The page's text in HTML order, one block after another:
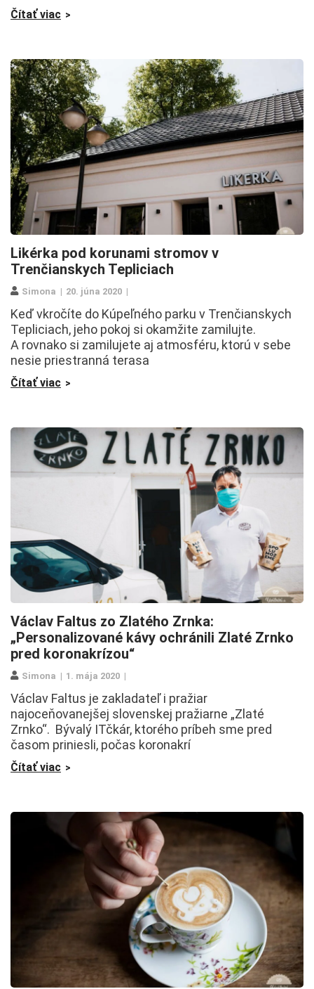
Čítať viac
Likérka pod korunami stromov v
Trenčianskych Tepliciach
Simona 20. júna 2020
Keď vkročíte do Kúpeľného parku v Trenčianskych
Tepliciach, jeho pokoj si okamžite zamilujte.
A rovnako si zamilujete aj atmosféru, ktorú v sebe
nesie priestranná terasa
Čítať viac
Václav Faltus zo Zlatého Zrnka:
„Personalizované kávy ochránili Zlaté Zrnko
pred koronakrízou“
Simona 1. mája 2020
Václav Faltus je zakladateľ i pražiar
najoceňovanejšej slovenskej pražiarne „Zlaté
Zrnko“. Bývalý ITčkár, ktorého príbeh sme pred
časom priniesli, počas koronakrí
Čítať viac